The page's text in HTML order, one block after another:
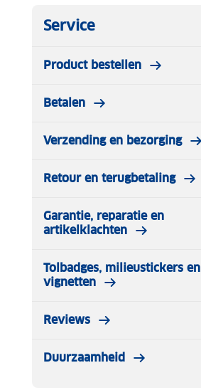
Service
Product bestellen
Betalen
Verzending en bezorging
Retour en terugbetaling
Garantie, reparatie en
artikelklachten
Tolbadges, milieustickers en
vignetten
Reviews
Duurzaamheid